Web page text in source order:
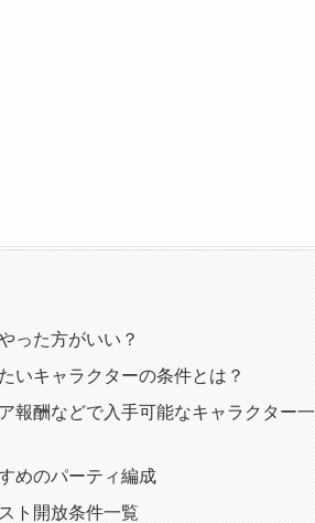
った方がいい？
いキャラクターの条件とは？
報酬などで入手可能なキャラクター一
めのパーティ編成
ト開放条件一覧